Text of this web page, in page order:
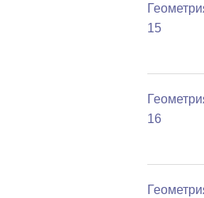
15
16